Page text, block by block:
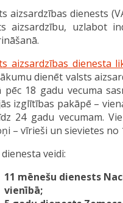
aizsardzības dienests
aizsardzību, uzlabot
aizsardzības dienesta
dienēt valsts
pēc 18 gadu vecuma
izglītības pakāpē –
24 gadu vecumam.
– vīrieši un sievietes no
dienesta veidi:
11 mēnešu dienests
vienībā;